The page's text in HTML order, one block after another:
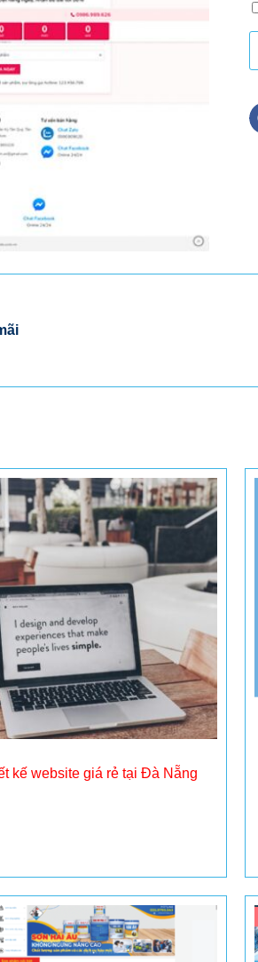
kế website giá rẻ tại Đà Nẵng